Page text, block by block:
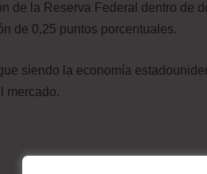
de la Reserva Federal dentro de
de 0,25 puntos porcentuales.
siendo la economía
mercado.